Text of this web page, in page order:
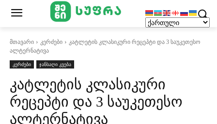
მთავარი კერძები
კატლეტის კლასიკური რეცეპტი და 3 საუკეთესო
ალტერნატივა
კერძები
ჯანსაღი კვება
კატლეტის კლასიკური
რეცეპტი და 3 საუკეთესო
ალტერნატივა